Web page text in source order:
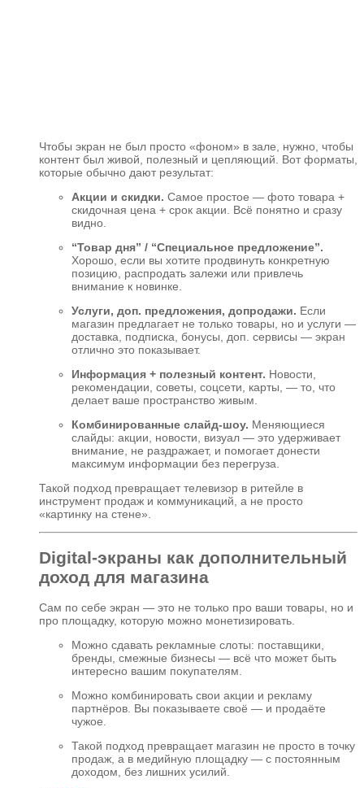
Чтобы экран не был просто «фоном» в зале, нужно, чтобы
контент был живой, полезный и цепляющий. Вот форматы,
которые обычно дают результат:
Акции и скидки. Самое простое — фото товара +
скидочная цена + срок акции. Всё понятно и сразу
видно.
“Товар дня” / “Специальное предложение”.
Хорошо, если вы хотите продвинуть конкретную
позицию, распродать залежи или привлечь
внимание к новинке.
Услуги, доп. предложения, допродажи. Если
магазин предлагает не только товары, но и услуги —
доставка, подписка, бонусы, доп. сервисы — экран
отлично это показывает.
Информация + полезный контент. Новости,
рекомендации, советы, соцсети, карты, — то, что
делает ваше пространство живым.
Комбинированные слайд-шоу. Меняющиеся
слайды: акции, новости, визуал — это удерживает
внимание, не раздражает, и помогает донести
максимум информации без перегруза.
Такой подход превращает телевизор в ритейле в
инструмент продаж и коммуникаций, а не просто
«картинку на стене».
Digital-экраны как дополнительный
доход для магазина
Сам по себе экран — это не только про ваши товары, но и
про площадку, которую можно монетизировать.
Можно сдавать рекламные слоты: поставщики,
бренды, смежные бизнесы — всё что может быть
интересно вашим покупателям.
Можно комбинировать свои акции и рекламу
партнёров. Вы показываете своё — и продаёте
чужое.
Такой подход превращает магазин не просто в точку
продаж, а в медийную площадку — с постоянным
доходом, без лишних усилий.